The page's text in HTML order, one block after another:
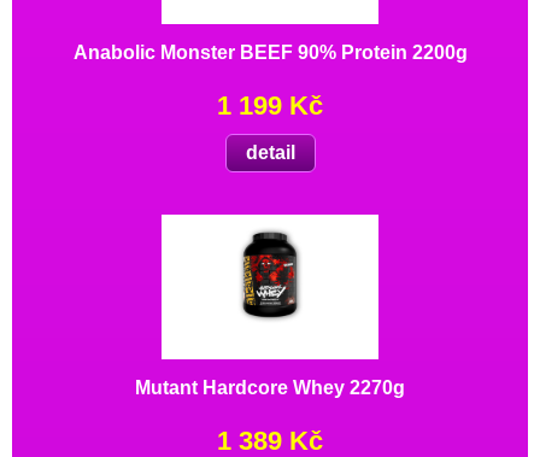
Anabolic Monster BEEF 90% Protein 2200g
1 199 Kč
detail
Mutant Hardcore Whey 2270g
1 389 Kč